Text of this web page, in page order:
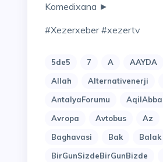
Komedixana ►
#xezerxeber #xezertv
5de5 7 A AAYDA
Allah
Alternativenerji
AntalyaForumu
Avropa
Avtobus Az
Baghavasi
Bak Balak
BirGunSizdeBirGunBizde